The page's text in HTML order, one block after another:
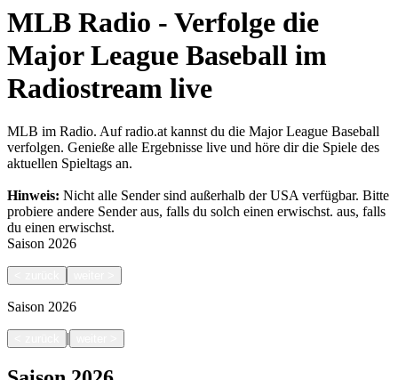
MLB Radio - Verfolge die
Major League Baseball im
Radiostream live
MLB im Radio. Auf radio.at kannst du die Major League Baseball
verfolgen. Genieße alle Ergebnisse live und höre dir die Spiele des
aktuellen Spieltags an.
Hinweis: Nicht alle Sender sind außerhalb der USA verfügbar. Bitte
probiere andere Sender aus, falls du solch einen erwischst. aus, falls
du einen erwischst.
Saison 2026
Saison 2026
|